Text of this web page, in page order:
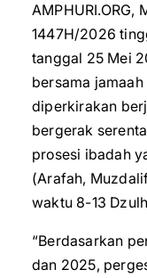
AMPHURI.ORG,
1447H/2026
tanggal 25 Mei
bersama
diperkirakan
bergerak
prosesi ibadah
(Arafah,
waktu 8-13
“Berdasarkan
dan 2025,